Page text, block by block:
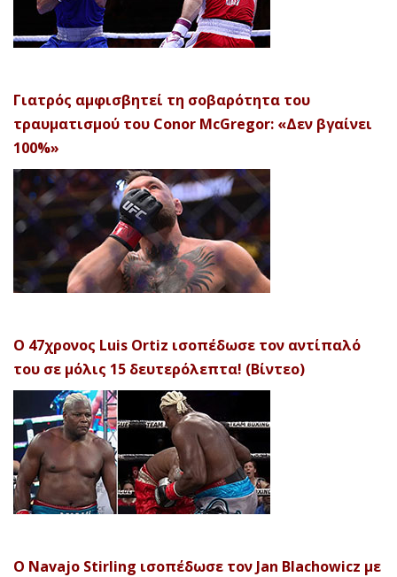
Γιατρός αμφισβητεί τη σοβαρότητα του
τραυματισμού του Conor McGregor: «Δεν βγαίνει
100%»
Ο 47χρονος Luis Ortiz ισοπέδωσε τον αντίπαλό
του σε μόλις 15 δευτερόλεπτα! (Βίντεο)
Ο Navajo Stirling ισοπέδωσε τον Jan Blachowicz με